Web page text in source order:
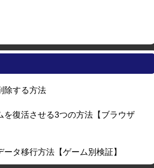
除する方法
を復活させる3つの方法【ブラウザ
タ移行方法【ゲーム別検証】